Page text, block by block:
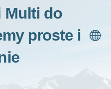
Multi do
proste i